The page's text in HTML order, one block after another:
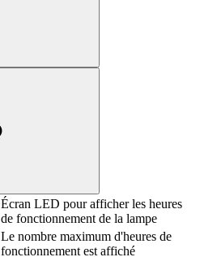
Écran LED pour afficher les heures
de fonctionnement de la lampe
Le nombre maximum d'heures de
fonctionnement est affiché